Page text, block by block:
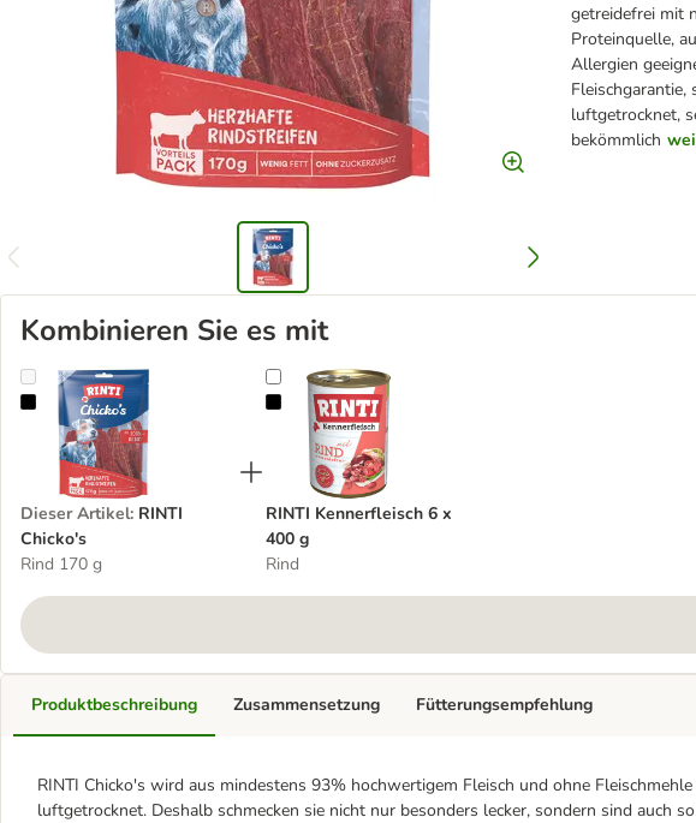
getreidefrei mit
Proteinquelle,
Allergien
Fleischgarantie,
luftgetrocknet,
bekömmlich
Kombinieren Sie es mit
RINTI Chicko's
Dieser Artikel: RINTI
Chicko's
Rind 170 g
RINTI Kennerfleisch 6 x 400 g
RINTI Kennerfleisch 6 x
400 g
Rind
Produktbeschreibung
RINTI Chicko's wird aus mindestens 93% hochwertigem Fleisch und ohne
luftgetrocknet. Deshalb schmecken sie nicht nur besonders lecker, sondern sind auch
Zusammensetzung Fütterungsempfehlung